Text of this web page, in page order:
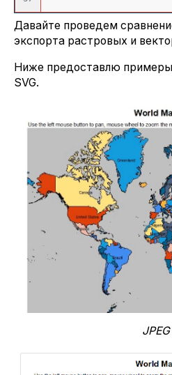
Давайте проведем
экспорта растровых и
Ниже предоставлю примеры
SVG.
JPEG